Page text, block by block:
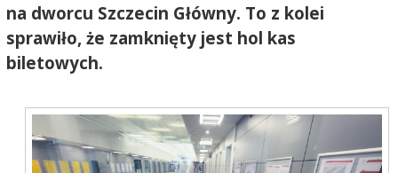
na dworcu Szczecin Główny. To z kolei
sprawiło, że zamknięty jest hol kas
biletowych.